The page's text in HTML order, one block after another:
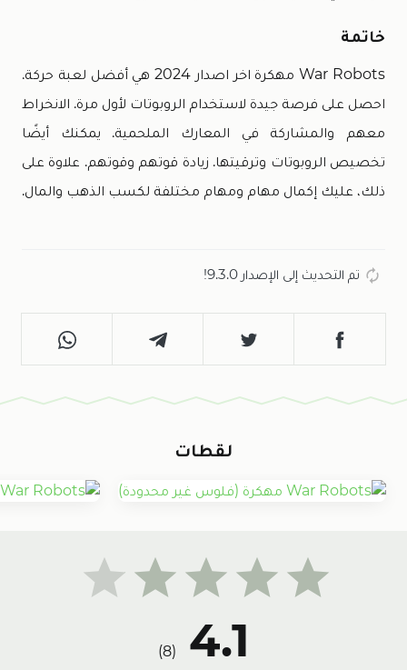
خاتمة
War Robots مهكرة اخر اصدار 2024 هي أفضل لعبة حركة.
احصل على فرصة جيدة لاستخدام الروبوتات لأول مرة. الانخراط
معهم والمشاركة في المعارك الملحمية. يمكنك أيضًا
تخصيص الروبوتات وترقيتها. زيادة قوتهم وقوتهم. علاوة على
ذلك، عليك إكمال مهام ومهام مختلفة لكسب الذهب والمال.
تم التحديث إلى الإصدار 9.3.0!
4.1
(
8
)
لقطات